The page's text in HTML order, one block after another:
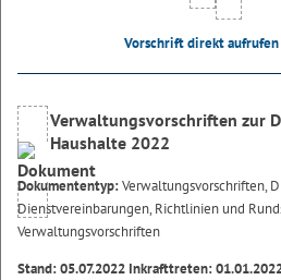
Vorschrift direkt aufrufen
Verwaltungsvorschriften zur
Haushalte 2022
Dokumententyp:Verwaltungsvorschriften,
Dienstvereinbarungen, Richtlinien und
Verwaltungsvorschriften
Stand: 05.07.2022 Inkrafttreten: